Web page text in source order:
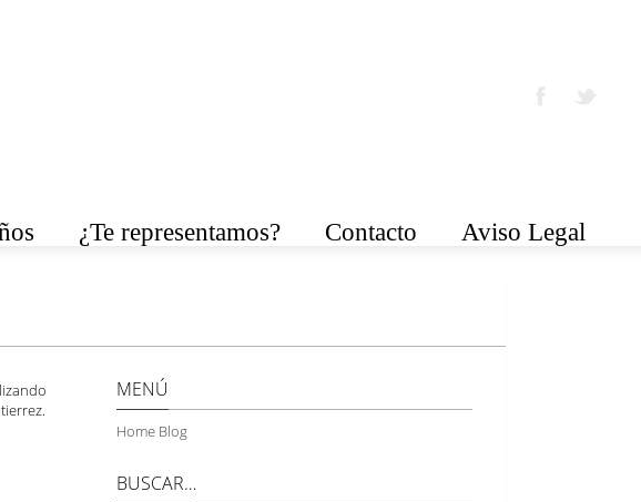
¿Te representamos? Contacto Aviso Legal
MENÚ
Home Blog
BUSCAR…